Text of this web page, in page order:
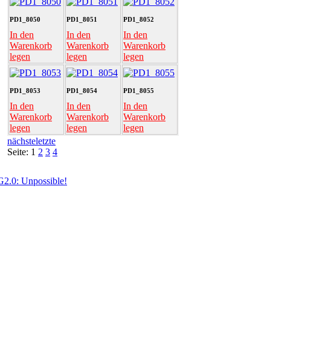
PD1_8050
In den
Warenkorb
legen
PD1_8051
In den
Warenkorb
legen
PD1_8052
In den
Warenkorb
legen
PD1_8053
In den
Warenkorb
legen
PD1_8054
In den
Warenkorb
legen
PD1_8055
In den
Warenkorb
legen
nächsteletzte
Seite: 1 2 3 4